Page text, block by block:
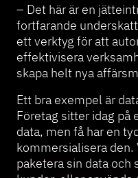
– Det här är en
fortfarande
ett verktyg för att
effektivisera
skapa helt nya
Ett bra exempel är
Företag sitter idag på
data, men få har en
kommersialisera den.
paketera sin data och